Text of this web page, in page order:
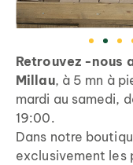
Retrouvez -nous
Millau, à 5 mn à
mardi au samedi,
19:00.
Dans notre
exclusivement les